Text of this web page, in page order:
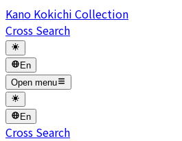
Kano Kokichi Collection
Cross Search
En
Open menu
En
Cross Search